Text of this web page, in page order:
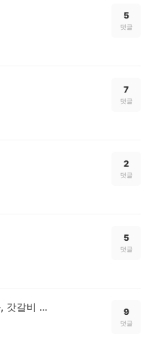
5
댓글
7
댓글
2
댓글
5
댓글
특제 양념과 부드러운 식감의 조화, 갓갈비 마포상암DMC점 9
댓글